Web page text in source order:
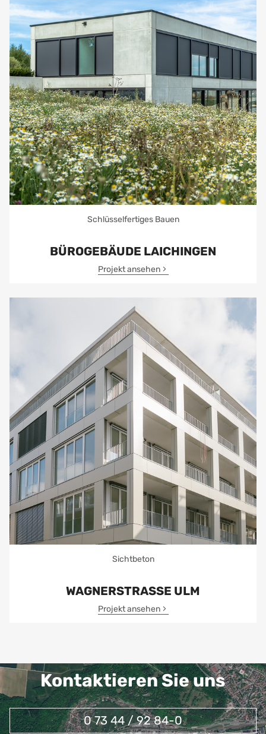
Schlüsselfertiges Bauen
BÜROGEBÄUDE LAICHINGEN
Projekt ansehen
Sichtbeton
WAGNERSTRASSE ULM
Projekt ansehen
Kontaktieren Sie uns
0 73 44 / 92 84-0